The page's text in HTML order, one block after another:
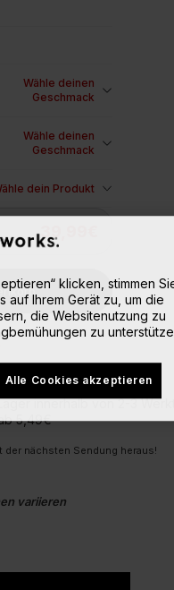
Wähle deinen
Geschmack
Wähle deinen
Geschmack
dein Produkt
innerhalb von 2-3
5,49€
der nächsten Sendung heraus!
variieren
klicken, stimmen
Ihrem Gerät zu, um die
die Websitenutzung zu
zu
Alle Cookies akzeptieren